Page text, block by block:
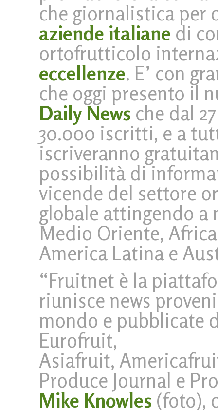
che giornalistica per
aziende italiane di
ortofrutticolo
eccellenze. E’ con
che oggi presento il
Daily News che dal
30.000 iscritti, e a
iscriveranno
possibilità di
vicende del settore
globale attingendo a
Medio Oriente,
America Latina e
“Fruitnet è la
riunisce news
mondo e pubblicate
Eurofruit,
Asiafruit,
Produce Journal e
Mike Knowles (foto),